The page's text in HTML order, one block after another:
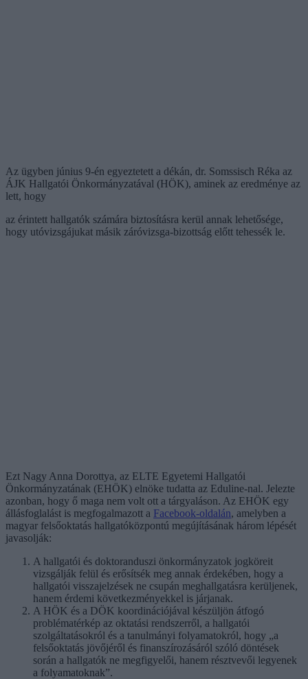
Az ügyben június 9-én egyeztetett a dékán, dr. Somssisch Réka az
ÁJK Hallgatói Önkormányzatával (HÖK), aminek az eredménye az
lett, hogy
az érintett hallgatók számára biztosításra kerül annak lehetősége,
hogy utóvizsgájukat másik záróvizsga-bizottság előtt tehessék le.
Ezt Nagy Anna Dorottya, az ELTE Egyetemi Hallgatói
Önkormányzatának (EHÖK) elnöke tudatta az Eduline-nal. Jelezte
azonban, hogy ő maga nem volt ott a tárgyaláson. Az EHÖK egy
állásfoglalást is megfogalmazott a Facebook-oldalán, amelyben a
magyar felsőoktatás hallgatóközpontú megújításának három lépését
javasolják:
A hallgatói és doktoranduszi önkormányzatok jogköreit
vizsgálják felül és erősítsék meg annak érdekében, hogy a
hallgatói visszajelzések ne csupán meghallgatásra kerüljenek,
hanem érdemi következményekkel is járjanak.
A HÖK és a DÖK koordinációjával készüljön átfogó
problématérkép az oktatási rendszerről, a hallgatói
szolgáltatásokról és a tanulmányi folyamatokról, hogy „a
felsőoktatás jövőjéről és finanszírozásáról szóló döntések
során a hallgatók ne megfigyelői, hanem résztvevői legyenek
a folyamatoknak”.